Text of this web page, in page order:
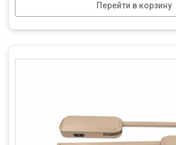
Перейти в корзину